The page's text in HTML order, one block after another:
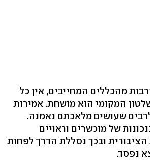
מהכללים המחייבים, אין כל
המקומי הוא מושחת. אמירות
לרבים שעושים מלאכתם נאמנה.
של מוכשרים וראויים
ובכך נסללת הדרך לפחות
נפסד.